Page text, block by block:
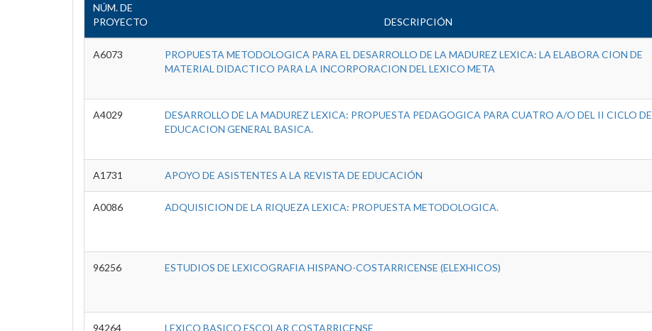
NÚM. DE
PROYECTO
DESCRIPCIÓN
A6073
PROPUESTA METODOLOGICA PARA EL DESARROLLO DE LA MADUREZ LEXICA: LA ELABORA CION DE
MATERIAL DIDACTICO PARA LA INCORPORACION DEL LEXICO META
A4029
DESARROLLO DE LA MADUREZ LEXICA: PROPUESTA PEDAGOGICA PARA CUATRO A/O DEL II CICLO DE
EDUCACION GENERAL BASICA.
A1731 APOYO DE ASISTENTES A LA REVISTA DE EDUCACIÓN
A0086 ADQUISICION DE LA RIQUEZA LEXICA: PROPUESTA METODOLOGICA.
96256 ESTUDIOS DE LEXICOGRAFIA HISPANO-COSTARRICENSE (ELEXHICOS)
94264 LEXICO BASICO ESCOLAR COSTARRICENSE